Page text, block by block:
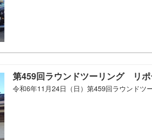
第459回ラウンドツーリング リポ
令和6年11月24日（日）第459回ラウンドツ